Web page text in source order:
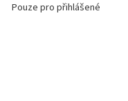
Pouze pro přihlášené